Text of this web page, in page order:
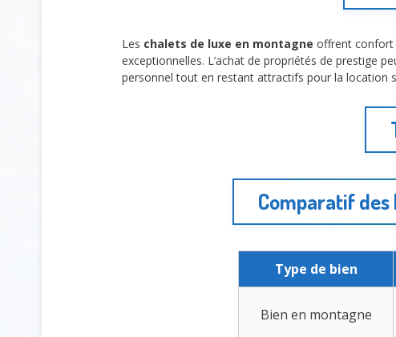
Les chalets de luxe en montagne offrent confort
exceptionnelles. L’achat de propriétés de prestige
personnel tout en restant attractifs pour la location
Comparatif
Type de bien
Bien en montagne